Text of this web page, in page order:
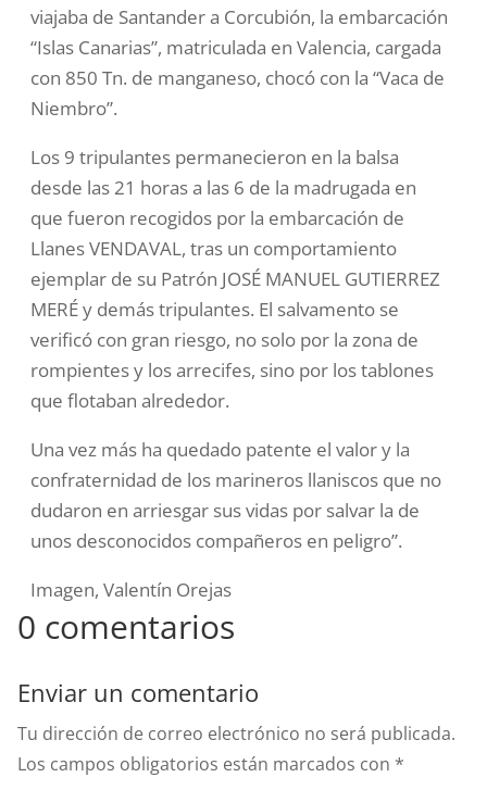
viajaba de Santander a Corcubión, la embarcación
“Islas Canarias”, matriculada en Valencia, cargada
con 850 Tn. de manganeso, chocó con la “Vaca de
Niembro”.
Los 9 tripulantes permanecieron en la balsa
desde las 21 horas a las 6 de la madrugada en
que fueron recogidos por la embarcación de
Llanes VENDAVAL, tras un comportamiento
ejemplar de su Patrón JOSÉ MANUEL GUTIERREZ
MERÉ y demás tripulantes. El salvamento se
verificó con gran riesgo, no solo por la zona de
rompientes y los arrecifes, sino por los tablones
que flotaban alrededor.
Una vez más ha quedado patente el valor y la
confraternidad de los marineros llaniscos que no
dudaron en arriesgar sus vidas por salvar la de
unos desconocidos compañeros en peligro”.
Imagen, Valentín Orejas
0 comentarios
Enviar un comentario
Tu dirección de correo electrónico no será publicada.
Los campos obligatorios están marcados con *